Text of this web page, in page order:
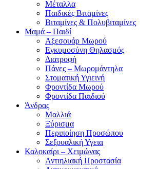
Μέταλλα
Παιδικές Βιταμίνες
Βιταμίνες & Πολυβιταμίνες
Μαμά – Παιδί
Αξεσουάρ Μωρού
Εγκυμοσύνη Θηλασμός
Διατροφή
Πάνες – Μωρομάντηλα
Στοματική Υγιεινή
Φροντίδα Μωρού
Φροντίδα Παιδιού
Άνδρας
Μαλλιά
Ξύρισμα
Περιποίηση Προσώπου
Σεξουαλική Υγεια
Καλοκαίρι – Χειμώνας
Αντιηλιακή Προστασία